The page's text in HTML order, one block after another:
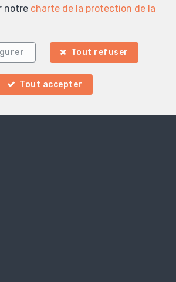
notre charte de la protection de la
Tout refuser
Tout accepter